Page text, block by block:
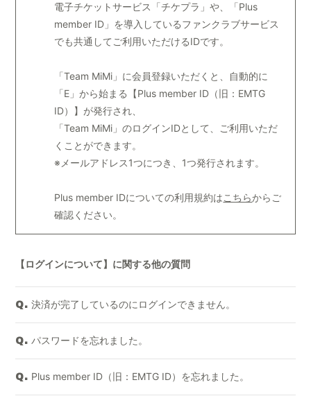
電子チケットサービス「チケプラ 」や、「Plus
member ID」を導入しているファンクラブサービス
でも共通してご利用いただけるIDです。
「Team MiMi」に会員登録いただくと、自動的に
「E」から始まる【Plus member ID（旧：EMTG
ID）】が発行され、
「Team MiMi」のログインIDとして、ご利用いただ
くことができます。
※メールアドレス1つにつき、1つ発行されます。
Plus member IDについての利用規約はこちらからご
確認ください。
【ログインについて】に関する他の質問
Q. 決済が完了しているのにログインできません。
Q. パスワードを忘れました。
Q. Plus member ID（旧：EMTG ID）を忘れました。